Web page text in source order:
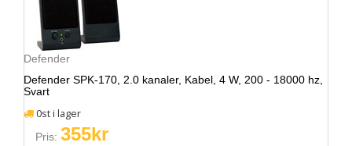
Defender
Defender SPK-170, 2.0 kanaler, Kabel, 4 W, 200 - 18000 hz,
Svart
0st i lager
Pris: 355kr